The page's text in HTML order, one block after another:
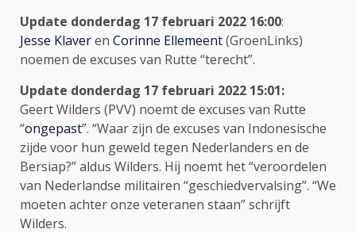
Update donderdag 17 februari 2022 16:00:
Jesse Klaveren Corinne Ellemeent(GroenLinks)
noemen de excuses van Rutte “terecht”.
Update donderdag 17 februari 2022 15:01:
Geert Wilders (PVV) noemt de excuses van Rutte
“ongepast”. “Waar zijn de excuses van Indonesische
zijde voor hun geweld tegen Nederlanders en de
Bersiap?” aldus Wilders. Hij noemt het “veroordelen
van Nederlandse militairen “geschiedvervalsing”. “We
moeten achter onze veteranen staan” schrijft
Wilders.